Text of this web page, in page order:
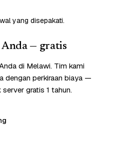
yang disepakati.
— gratis
di Melawi. Tim kami
dengan perkiraan biaya —
gratis 1 tahun.